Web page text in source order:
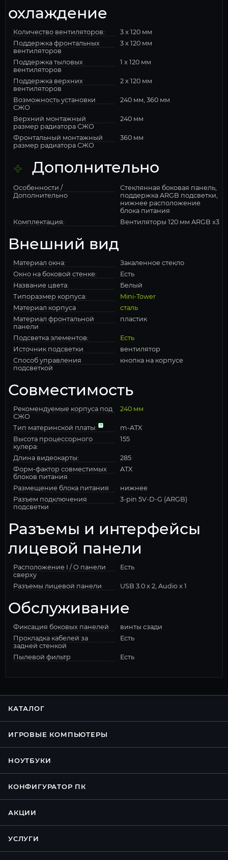
охлаждение
Количество вентиляторов:
3 x 120 мм
Поддержка фронтальных
вентиляторов
3 x 120 мм
Поддержка тыловых
вентиляторов
1 x 120 мм
Поддержка верхних
вентиляторов
2 x 120 мм
Возможность установки
СЖО
240 мм, 360 мм
Верхний монтажный
размер радиатора СЖО
240 мм
Фронтальный монтажный
размер радиатора СЖО
360 мм
Дополнительно
Особенности /
Дополнительно
Стеклянная боковая панель,
поддержка ARGB подсветки,
нижнее расположение
блока питания
Комплектация:
Вентиляторы 120 мм ARGB x3
Внешний вид
Материал окна:
Закаленное стекло
Окно на боковой стенке:
Есть
Название цвета:
Белый
Типоразмер корпуса:
Mini-Tower
Материал корпуса
сталь
Материал фронтальной
панели
пластик
Подсветка элементов:
Есть
Источник подсветки
вентилятор
Способ управления
подсветкой
кнопка на корпусе
Совместимость
Рекомендуемые корпуса под
СЖО
240 мм
Тип материнской платы:
m-ATX
Высота процессорного
кулера:
155
Длина видеокарты:
285
Форм-фактор совместимых
блоков питания
ATX
Размещение блока питания
нижнее
Разъем подключения
подсветки
3-pin 5V-D-G (ARGB)
Разъемы и интерфейсы
лицевой панели
Расположение I / O панели
сверху
Есть
Разъемы лицевой панели USB 3.0 x 2, Audio x 1
Обслуживание
Фиксация боковых панелей
винты сзади
Прокладка кабелей за
задней стенкой
Есть
Пылевой фильтр Есть
КАТАЛОГ
ИГРОВЫЕ КОМПЬЮТЕРЫ
НОУТБУКИ
КОНФИГУРАТОР ПК
АКЦИИ
УСЛУГИ